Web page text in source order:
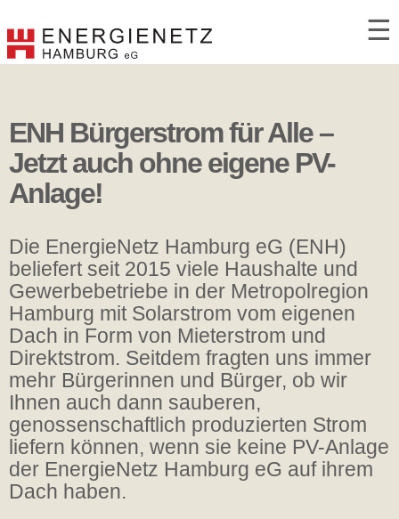
☰
ENH Bürgerstrom für Alle –
Jetzt auch ohne eigene PV-
Anlage!
Die EnergieNetz Hamburg eG (ENH)
beliefert seit 2015 viele Haushalte und
Gewerbebetriebe in der Metropolregion
Hamburg mit Solarstrom vom eigenen
Dach in Form von Mieterstrom und
Direktstrom. Seitdem fragten uns immer
mehr Bürgerinnen und Bürger, ob wir
Ihnen auch dann sauberen,
genossenschaftlich produzierten Strom
liefern können, wenn sie keine PV-Anlage
der EnergieNetz Hamburg eG auf ihrem
Dach haben.